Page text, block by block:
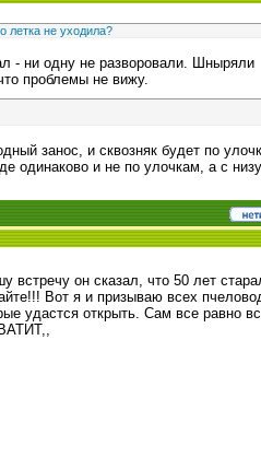
летка не уходила?
- ни одну не разворовали. Шныряли
проблемы не вижу.
занос, и сквозняк будет по
одинаково и не по улочкам, а с
он сказал, что 50 лет
Вот я и призываю всех
удастся открыть. Сам все равно